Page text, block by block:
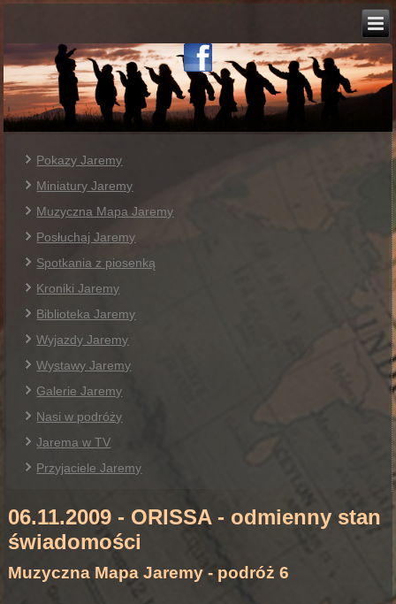
Pokazy Jaremy
Miniatury Jaremy
Muzyczna Mapa Jaremy
Posłuchaj Jaremy
Spotkania z piosenką
Kroniki Jaremy
Biblioteka Jaremy
Wyjazdy Jaremy
Wystawy Jaremy
Galerie Jaremy
Nasi w podróży
Jarema w TV
Przyjaciele Jaremy
06.11.2009 - ORISSA - odmienny stan
świadomości
Muzyczna Mapa Jaremy - podróż 6